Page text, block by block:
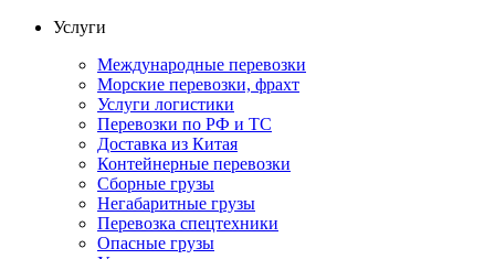
Услуги
Международные перевозки
Морские перевозки, фрахт
Услуги логистики
Перевозки по РФ и ТС
Доставка из Китая
Контейнерные перевозки
Сборные грузы
Негабаритные грузы
Перевозка спецтехники
Опасные грузы